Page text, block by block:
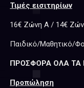
Τιμές εισιτηρίων
16€ Ζώνη Α / 14€
Παιδικό/Μαθητικό/
ΠΡΟΣΦΟΡΑ ΟΛΑ ΤΑ
Προπώληση